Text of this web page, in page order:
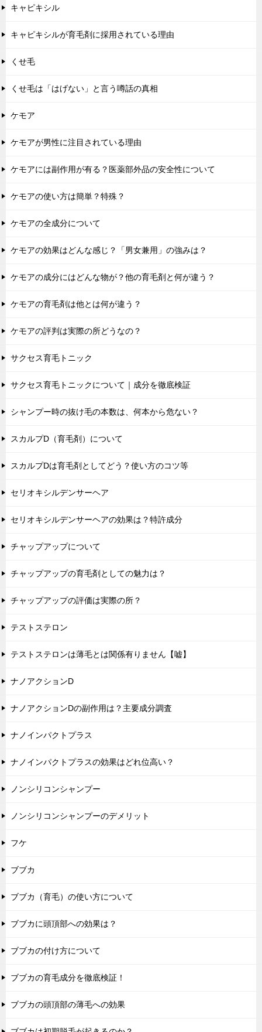
キャピキシル
キャピキシルが育毛剤に採用されている理由
くせ毛
くせ毛は「はげない」と言う噂話の真相
ケモア
ケモアが男性に注目されている理由
ケモアには副作用が有る？医薬部外品の安全性について
ケモアの使い方は簡単？特殊？
ケモアの全成分について
ケモアの効果はどんな感じ？「男女兼用」の強みは？
ケモアの成分にはどんな物が？他の育毛剤と何が違う？
ケモアの育毛剤は他とは何が違う？
ケモアの評判は実際の所どうなの？
サクセス育毛トニック
サクセス育毛トニックについて｜成分を徹底検証
シャンプー時の抜け毛の本数は、何本から危ない？
スカルプD（育毛剤）について
スカルプDは育毛剤としてどう？使い方のコツ等
セリオキシルデンサーヘア
セリオキシルデンサーヘアの効果は？特許成分
チャップアップについて
チャップアップの育毛剤としての魅力は？
チャップアップの評価は実際の所？
テストステロン
テストステロンは薄毛とは関係有りません【嘘】
ナノアクションD
ナノアクションDの副作用は？主要成分調査
ナノインパクトプラス
ナノインパクトプラスの効果はどれ位高い？
ノンシリコンシャンプー
ノンシリコンシャンプーのデメリット
フケ
ブブカ
ブブカ（育毛）の使い方について
ブブカに頭頂部への効果は？
ブブカの付け方について
ブブカの育毛成分を徹底検証！
ブブカの頭頂部の薄毛への効果